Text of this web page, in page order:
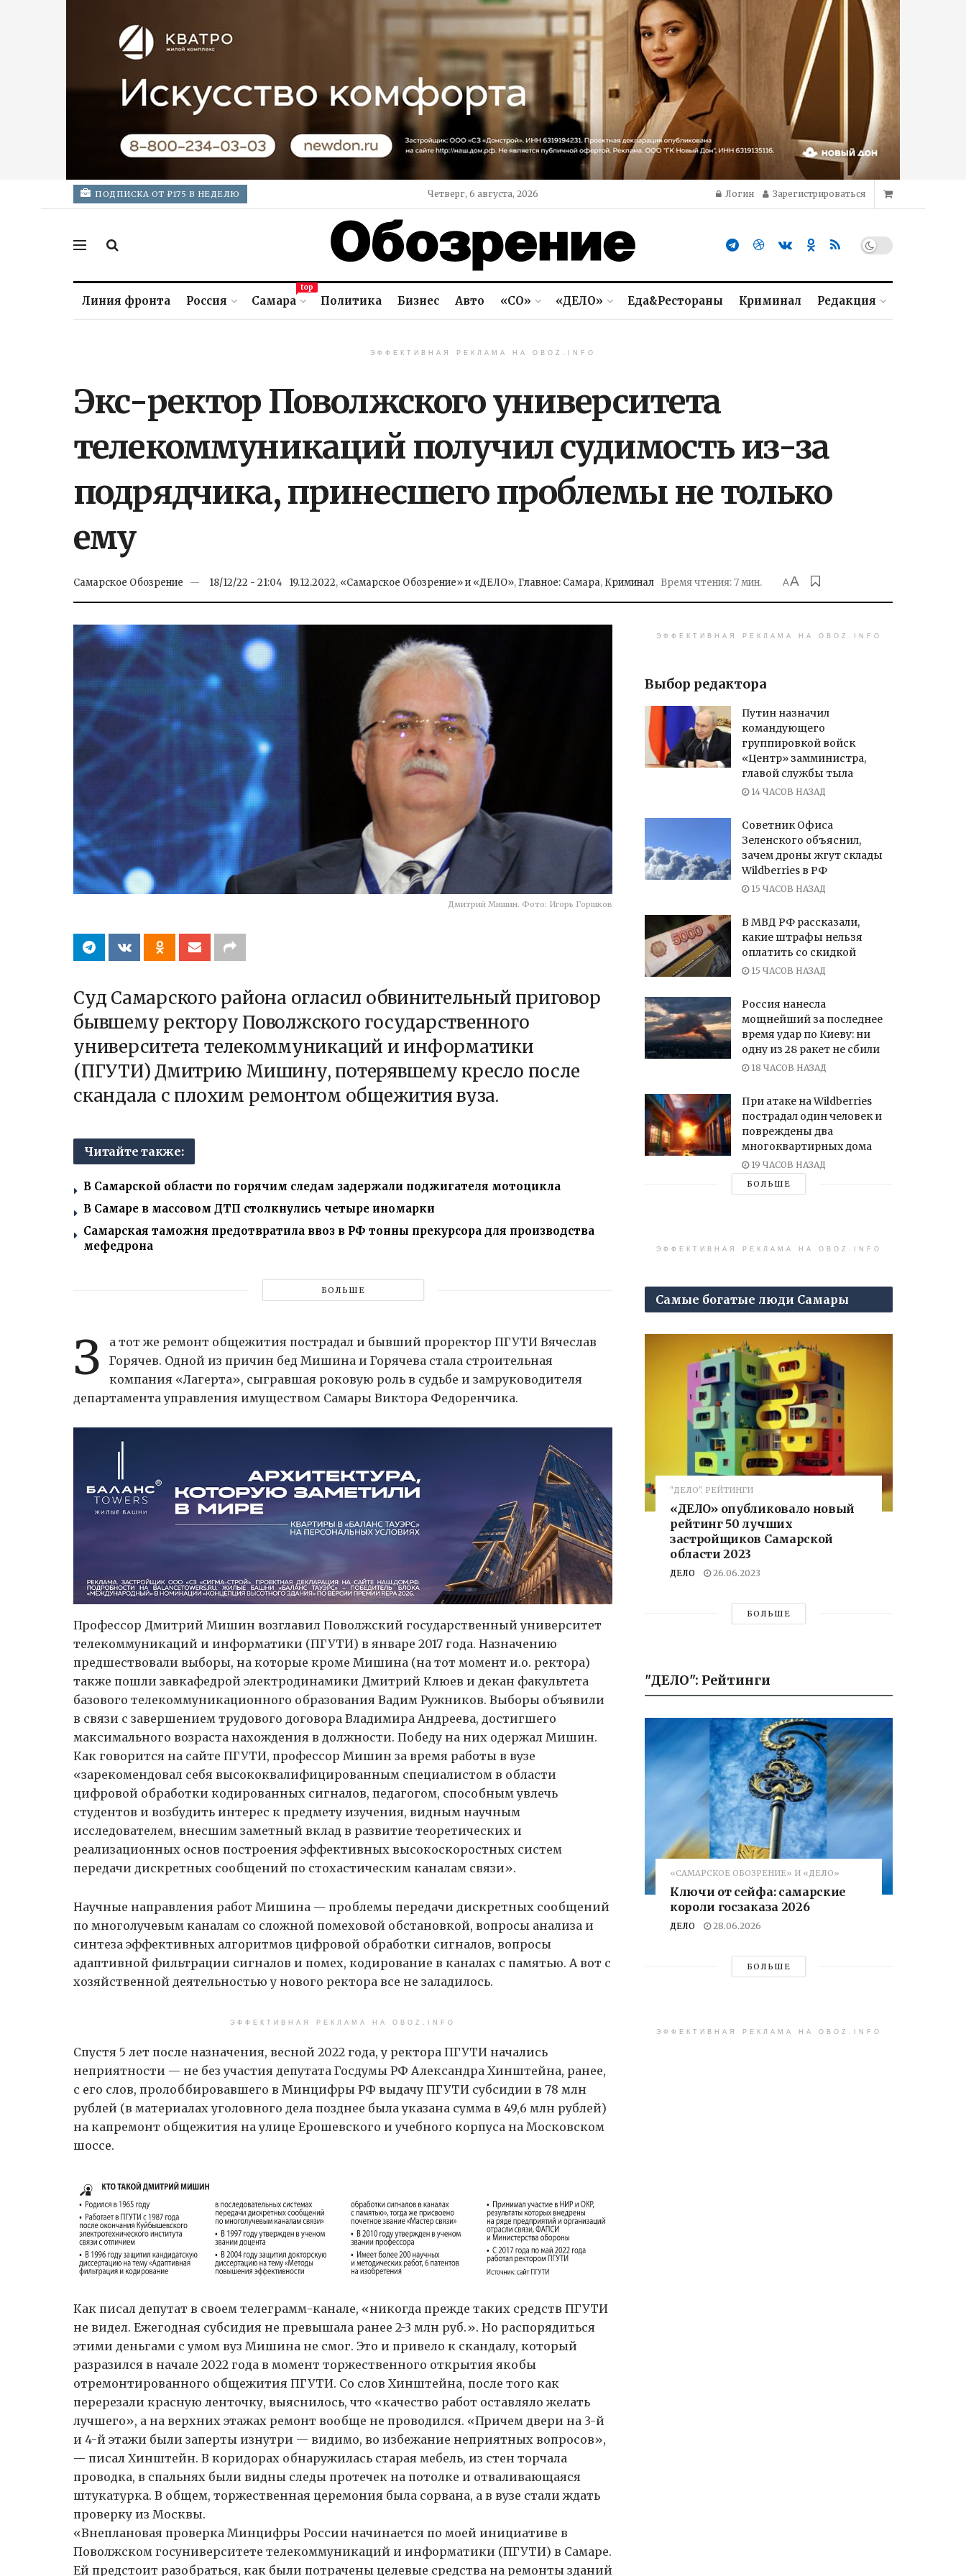
ПОДПИСКА ОТ ₽175 В НЕДЕЛЮ Четверг, 6 августа, 2026 Логин Зарегистрироваться
Линия фронта Россия Самара
top
Политика Бизнес Авто «СО» «ДЕЛО» Еда&Рестораны Криминал Редакция
ЭФФЕКТИВНАЯ РЕКЛАМА НА OBOZ.INFO
Экс-ректор Поволжского университета
телекоммуникаций получил судимость из-за
подрядчика, принесшего проблемы не только
ему
Самарское Обозрение 18/12/22 - 21:04 19.12.2022, «Самарское Обозрение» и «ДЕЛО»,Главное: Самара, Криминал Время чтения: 7 мин. AA
Дмитрий Мишин. Фото: Игорь Горшков
Суд Самарского района огласил обвинительный приговор
бывшему ректору Поволжского государственного
университета телекоммуникаций и информатики
(ПГУТИ) Дмитрию Мишину, потерявшему кресло после
скандала с плохим ремонтом общежития вуза.
Читайте также:
В Самарской области по горячим следам задержали поджигателя мотоцикла
В Самаре в массовом ДТП столкнулись четыре иномарки
Самарская таможня предотвратила ввоз в РФ тонны прекурсора для производства
мефедрона
БОЛЬШЕ
З
а тот же ремонт общежития пострадал и бывший проректор ПГУТИ Вячеслав
Горячев. Одной из причин бед Мишина и Горячева стала строительная
компания «Лагерта», сыгравшая роковую роль в судьбе и замруководителя
департамента управления имуществом Самары Виктора Федоренчика.
Профессор Дмитрий Мишин возглавил Поволжский государственный университет
телекоммуникаций и информатики (ПГУТИ) в январе 2017 года. Назначению
предшествовали выборы, на которые кроме Мишина (на тот момент и.о. ректора)
также пошли завкафедрой электродинамики Дмитрий Клюев и декан факультета
базового телекоммуникационного образования Вадим Ружников. Выборы объявили
в связи с завершением трудового договора Владимира Андреева, достигшего
максимального возраста нахождения в должности. Победу на них одержал Мишин.
Как говорится на сайте ПГУТИ, профессор Мишин за время работы в вузе
«зарекомендовал себя высококвалифицированным специалистом в области
цифровой обработки кодированных сигналов, педагогом, способным увлечь
студентов и возбудить интерес к предмету изучения, видным научным
исследователем, внесшим заметный вклад в развитие теоретических и
реализационных основ построения эффективных высокоскоростных систем
передачи дискретных сообщений по стохастическим каналам связи».
Научные направления работ Мишина — проблемы передачи дискретных сообщений
по многолучевым каналам со сложной помеховой обстановкой, вопросы анализа и
синтеза эффективных алгоритмов цифровой обработки сигналов, вопросы
адаптивной фильтрации сигналов и помех, кодирование в каналах с памятью. А вот с
хозяйственной деятельностью у нового ректора все не заладилось.
ЭФФЕКТИВНАЯ РЕКЛАМА НА OBOZ.INFO
Спустя 5 лет после назначения, весной 2022 года, у ректора ПГУТИ начались
неприятности — не без участия депутата Госдумы РФ Александра Хинштейна, ранее,
с его слов, пролоббировавшего в Минцифры РФ выдачу ПГУТИ субсидии в 78 млн
рублей (в материалах уголовного дела позднее была указана сумма в 49,6 млн рублей)
на капремонт общежития на улице Ерошевского и учебного корпуса на Московском
шоссе.
Как писал депутат в своем телеграмм-канале, «никогда прежде таких средств ПГУТИ
не видел. Ежегодная субсидия не превышала ранее 2-3 млн руб.». Но распорядиться
этими деньгами с умом вуз Мишина не смог. Это и привело к скандалу, который
разразился в начале 2022 года в момент торжественного открытия якобы
отремонтированного общежития ПГУТИ. Со слов Хинштейна, после того как
перерезали красную ленточку, выяснилось, что «качество работ оставляло желать
лучшего», а на верхних этажах ремонт вообще не проводился. «Причем двери на 3-й
и 4-й этажи были заперты изнутри — видимо, во избежание неприятных вопросов»,
— писал Хинштейн. В коридорах обнаружилась старая мебель, из стен торчала
проводка, в спальнях были видны следы протечек на потолке и отваливающаяся
штукатурка. В общем, торжественная церемония была сорвана, а в вузе стали ждать
проверку из Москвы.
«Внеплановая проверка Минцифры России начинается по моей инициативе в
Поволжском госуниверситете телекоммуникаций и информатики (ПГУТИ) в Самаре.
Ей предстоит разобраться, как были потрачены целевые средства на ремонты зданий
ЭФФЕКТИВНАЯ РЕКЛАМА НА OBOZ.INFO
Выбор редактора
Путин назначил
командующего
группировкой войск
«Центр» замминистра,
главой службы тыла
14 ЧАСОВ НАЗАД
Советник Офиса
Зеленского объяснил,
зачем дроны жгут склады
Wildberries в РФ
15 ЧАСОВ НАЗАД
В МВД РФ рассказали,
какие штрафы нельзя
оплатить со скидкой
15 ЧАСОВ НАЗАД
Россия нанесла
мощнейший за последнее
время удар по Киеву: ни
одну из 28 ракет не сбили
18 ЧАСОВ НАЗАД
При атаке на Wildberries
пострадал один человек и
повреждены два
многоквартирных дома
19 ЧАСОВ НАЗАД
БОЛЬШЕ
ЭФФЕКТИВНАЯ РЕКЛАМА НА OBOZ.INFO
Самые богатые люди Самары
"ДЕЛО". РЕЙТИНГИ
«ДЕЛО» опубликовало новый
рейтинг 50 лучших
застройщиков Самарской
области 2023
ДЕЛО 26.06.2023
БОЛЬШЕ
"ДЕЛО": Рейтинги
«САМАРСКОЕ ОБОЗРЕНИЕ» И «ДЕЛО»
Ключи от сейфа: самарские
короли госзаказа 2026
ДЕЛО 28.06.2026
БОЛЬШЕ
ЭФФЕКТИВНАЯ РЕКЛАМА НА OBOZ.INFO